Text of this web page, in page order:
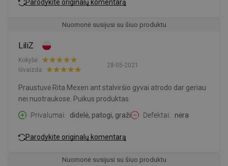
Parodykite originalų komentarą
Nuomonė susijusi su šiuo produktu
LiliZ
28-05-2021
Kokybė:
Išvaizda:
Praustuvė Rita Mexen ant stalviršio gyvai atrodo dar geriau
nei nuotraukose. Puikus produktas.
Privalumai
didelė, patogi, graži Defektai nėra
Parodykite originalų komentarą
Nuomonė susijusi su šiuo produktu